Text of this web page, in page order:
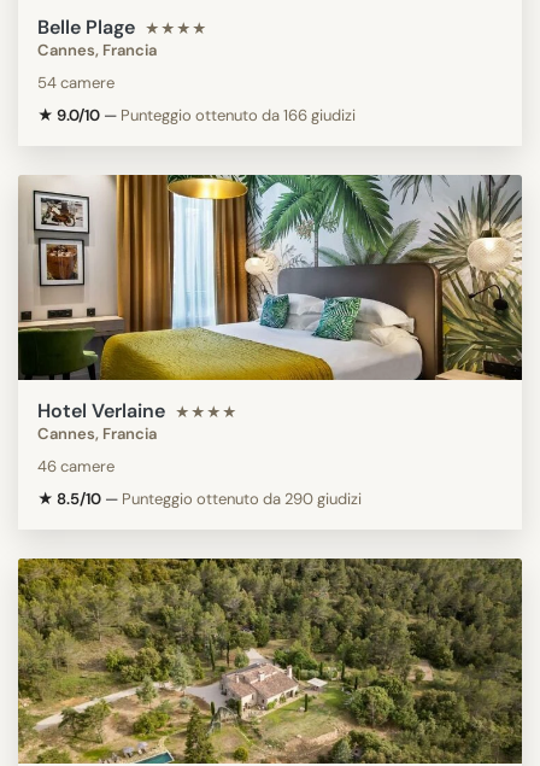
Belle Plage ★★★★
Cannes, Francia
54 camere
★ 9.0/10 — Punteggio ottenuto da 166 giudizi
Hotel Verlaine ★★★★
Cannes, Francia
46 camere
★ 8.5/10 — Punteggio ottenuto da 290 giudizi